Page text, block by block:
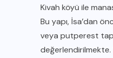
Kivah köyü ile
Bu yapı, İsa’dan
veya putperest
değerlendirilmekte.